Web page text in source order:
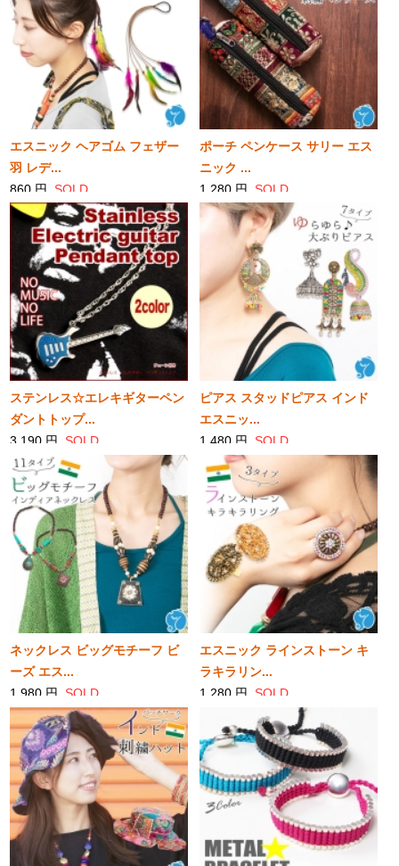
エスニック ヘアゴム フェザー
羽 レデ...
860 円 SOLD
ポーチ ペンケース サリー エス
ニック ...
1,280 円 SOLD
ステンレス☆エレキギターペン
ダントトップ...
3,190 円 SOLD
ピアス スタッドピアス インド
エスニッ...
1,480 円 SOLD
ネックレス ビッグモチーフ ビ
ーズ エス...
1,980 円 SOLD
エスニック ラインストーン キ
ラキラリン...
1,280 円 SOLD